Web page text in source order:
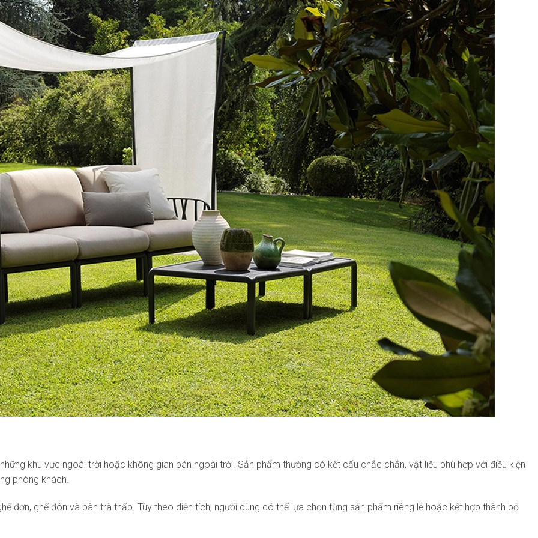
khu vực ngoài trời hoặc không gian bán ngoài trời. Sản phẩm thường có kết cấu chắc chắn, vật liệu phù hợp với điều kiện
phòng khách.
đơn, ghế đôn và bàn trà thấp. Tùy theo diện tích, người dùng có thể lựa chọn từng sản phẩm riêng lẻ hoặc kết hợp thành bộ